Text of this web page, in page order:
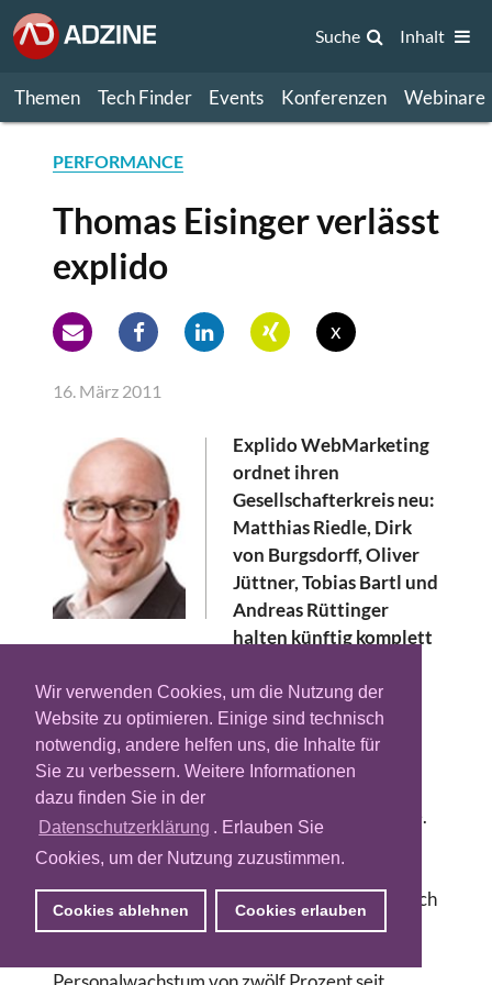
Wir verwenden Cookies, um die Nutzung der
Website zu optimieren. Einige sind technisch
notwendig, andere helfen uns, die Inhalte für
Sie zu verbessern. Weitere Informationen
dazu finden Sie in der
Datenschutzerklärung . Erlauben Sie
Cookies, um der Nutzung zuzustimmen.
Cookies ablehnen Cookies erlauben
Themen Tech Finder Events Konferenzen Webinare
Suche Inhalt
PERFORMANCE
Thomas Eisinger verlässt
explido
x
16. März 2011
Explido WebMarketing
ordnet ihren
Gesellschafterkreis neu:
Matthias Riedle, Dirk
von Burgsdorff, Oliver
Jüttner, Tobias Bartl und
Andreas Rüttinger
halten künftig komplett
Agentur. Im Zuge dieser Neustrukturierung
scheidet Thomas Eisinger aus dem
Unternehmen aus.
„Wir bedauern die Entscheidung von Thomas
und wünschen ihm für seine Zukunft alles Gute.
Auch nach seinem Ausscheiden bleiben wir
weiterhin freundschaftlich verbunden. Jetzt
richten wir unseren Blick ganz konzentriert nach
vorne: Mit den jüngsten Etatgewinnen wie